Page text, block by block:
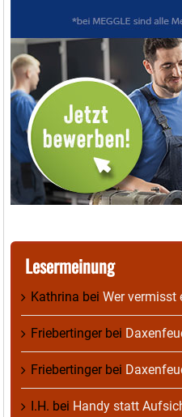
Lesermeinung
Kathrina bei Wer vermisst
Friebertingerbei
Friebertingerbei
I.H. bei Handy statt